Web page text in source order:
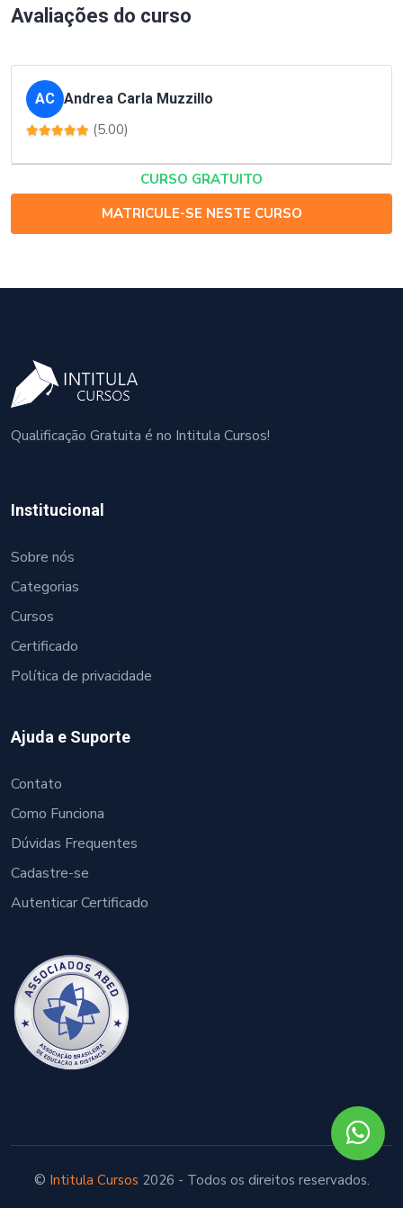
Avaliações do curso
AC Andrea Carla Muzzillo
(5.00)
CURSO GRATUITO
MATRICULE-SE NESTE CURSO
Qualificação Gratuita é no Intitula Cursos!
Institucional
Sobre nós
Categorias
Cursos
Certificado
Política de privacidade
Ajuda e Suporte
Contato
Como Funciona
Dúvidas Frequentes
Cadastre-se
Autenticar Certificado
© Intitula Cursos 2026 - Todos os direitos reservados.